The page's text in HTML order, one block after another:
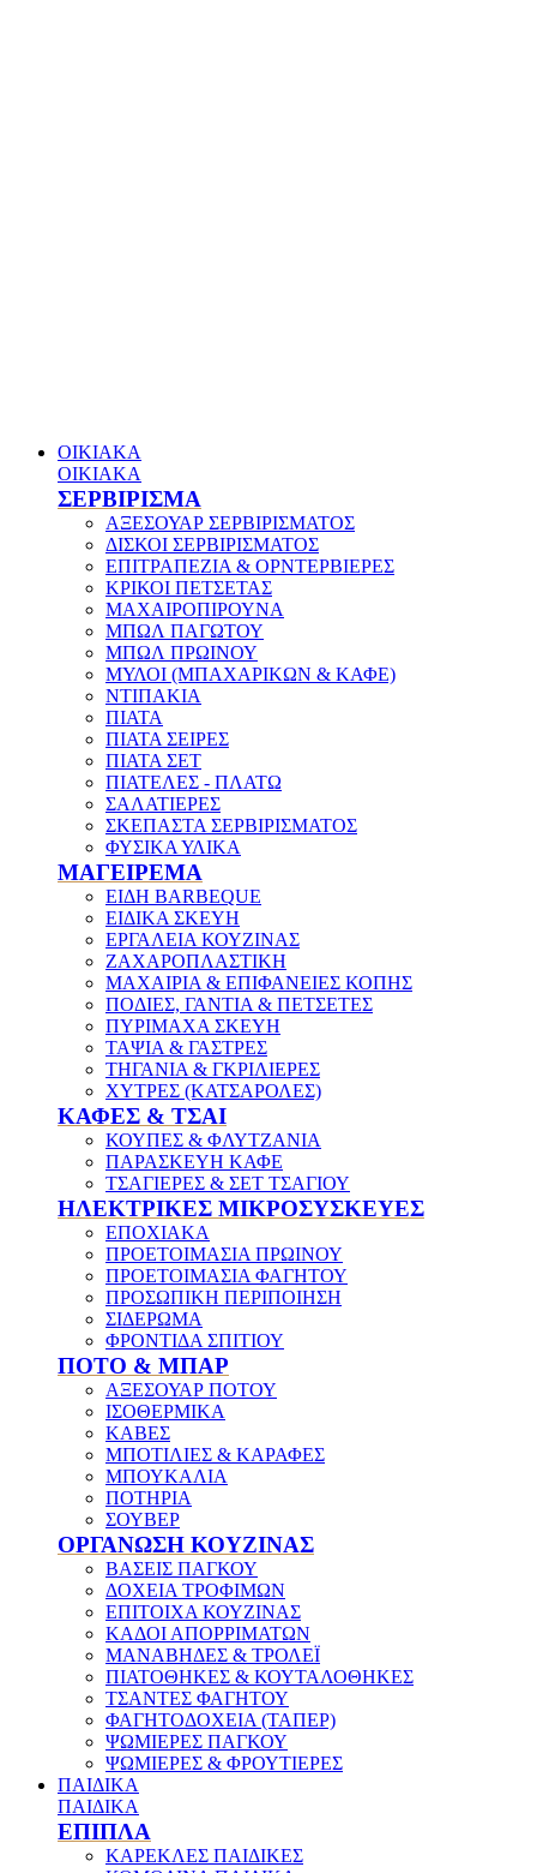
ΟΙΚΙΑΚΑ
ΟΙΚΙΑΚΑ
ΣΕΡΒΙΡΙΣΜΑ
ΑΞΕΣΟΥΑΡ ΣΕΡΒΙΡΙΣΜΑΤΟΣ
ΔΙΣΚΟΙ ΣΕΡΒΙΡΙΣΜΑΤΟΣ
ΕΠΙΤΡΑΠΕΖΙΑ & ΟΡΝΤΕΡΒΙΕΡΕΣ
ΚΡΙΚΟΙ ΠΕΤΣΕΤΑΣ
ΜΑΧΑΙΡΟΠΙΡΟΥΝΑ
ΜΠΩΛ ΠΑΓΩΤΟΥ
ΜΠΩΛ ΠΡΩΙΝΟΥ
ΜΥΛΟΙ (ΜΠΑΧΑΡΙΚΩΝ & ΚΑΦΕ)
ΝΤΙΠΑΚΙΑ
ΠΙΑΤΑ
ΠΙΑΤΑ ΣΕΙΡΕΣ
ΠΙΑΤΑ ΣΕΤ
ΠΙΑΤΕΛΕΣ - ΠΛΑΤΩ
ΣΑΛΑΤΙΕΡΕΣ
ΣΚΕΠΑΣΤΑ ΣΕΡΒΙΡΙΣΜΑΤΟΣ
ΦΥΣΙΚΑ ΥΛΙΚΑ
ΜΑΓΕΙΡΕΜΑ
ΕΙΔΗ BARBEQUE
ΕΙΔΙΚΑ ΣΚΕΥΗ
ΕΡΓΑΛΕΙΑ ΚΟΥΖΙΝΑΣ
ΖΑΧΑΡΟΠΛΑΣΤΙΚΗ
ΜΑΧΑΙΡΙΑ & ΕΠΙΦΑΝΕΙΕΣ ΚΟΠΗΣ
ΠΟΔΙΕΣ, ΓΑΝΤΙΑ & ΠΕΤΣΕΤΕΣ
ΠΥΡΙΜΑΧΑ ΣΚΕΥΗ
ΤΑΨΙΑ & ΓΑΣΤΡΕΣ
ΤΗΓΑΝΙΑ & ΓΚΡΙΛΙΕΡΕΣ
ΧΥΤΡΕΣ (ΚΑΤΣΑΡΟΛΕΣ)
ΚΑΦΕΣ & ΤΣΑΙ
ΚΟΥΠΕΣ & ΦΛΥΤΖΑΝΙΑ
ΠΑΡΑΣΚΕΥΗ ΚΑΦΕ
ΤΣΑΓΙΕΡΕΣ & ΣΕΤ ΤΣΑΓΙΟΥ
ΗΛΕΚΤΡΙΚΕΣ ΜΙΚΡΟΣΥΣΚΕΥΕΣ
ΕΠΟΧΙΑΚΑ
ΠΡΟΕΤΟΙΜΑΣΙΑ ΠΡΩΙΝΟΥ
ΠΡΟΕΤΟΙΜΑΣΙΑ ΦΑΓΗΤΟΥ
ΠΡΟΣΩΠΙΚΗ ΠΕΡΙΠΟΙΗΣΗ
ΣΙΔΕΡΩΜΑ
ΦΡΟΝΤΙΔΑ ΣΠΙΤΙΟΥ
ΠΟΤΟ & ΜΠΑΡ
ΑΞΕΣΟΥΑΡ ΠΟΤΟΥ
ΙΣΟΘΕΡΜΙΚΑ
ΚΑΒΕΣ
ΜΠΟΤΙΛΙΕΣ & ΚΑΡΑΦΕΣ
ΜΠΟΥΚΑΛΙΑ
ΠΟΤΗΡΙΑ
ΣΟΥΒΕΡ
ΟΡΓΑΝΩΣΗ ΚΟΥΖΙΝΑΣ
ΒΑΣΕΙΣ ΠΑΓΚΟΥ
ΔΟΧΕΙΑ ΤΡΟΦΙΜΩΝ
ΕΠΙΤΟΙΧΑ ΚΟΥΖΙΝΑΣ
ΚΑΔΟΙ ΑΠΟΡΡΙΜΑΤΩΝ
ΜΑΝΑΒΗΔΕΣ & ΤΡΟΛΕΪ
ΠΙΑΤΟΘΗΚΕΣ & ΚΟΥΤΑΛΟΘΗΚΕΣ
ΤΣΑΝΤΕΣ ΦΑΓΗΤΟΥ
ΦΑΓΗΤΟΔΟΧΕΙΑ (ΤΑΠΕΡ)
ΨΩΜΙΕΡΕΣ ΠΑΓΚΟΥ
ΨΩΜΙΕΡΕΣ & ΦΡΟΥΤΙΕΡΕΣ
ΠΑΙΔΙΚΑ
ΠΑΙΔΙΚΑ
ΕΠΙΠΛΑ
ΚΑΡΕΚΛΕΣ ΠΑΙΔΙΚΕΣ